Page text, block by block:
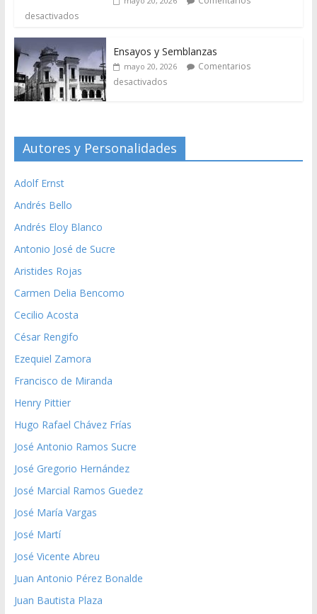
desactivados
Ensayos y Semblanzas
mayo 20, 2026
Comentarios
desactivados
Autores y Personalidades
Adolf Ernst
Andrés Bello
Andrés Eloy Blanco
Antonio José de Sucre
Aristides Rojas
Carmen Delia Bencomo
Cecilio Acosta
César Rengifo
Ezequiel Zamora
Francisco de Miranda
Henry Pittier
Hugo Rafael Chávez Frías
José Antonio Ramos Sucre
José Gregorio Hernández
José Marcial Ramos Guedez
José María Vargas
José Martí
José Vicente Abreu
Juan Antonio Pérez Bonalde
Juan Bautista Plaza